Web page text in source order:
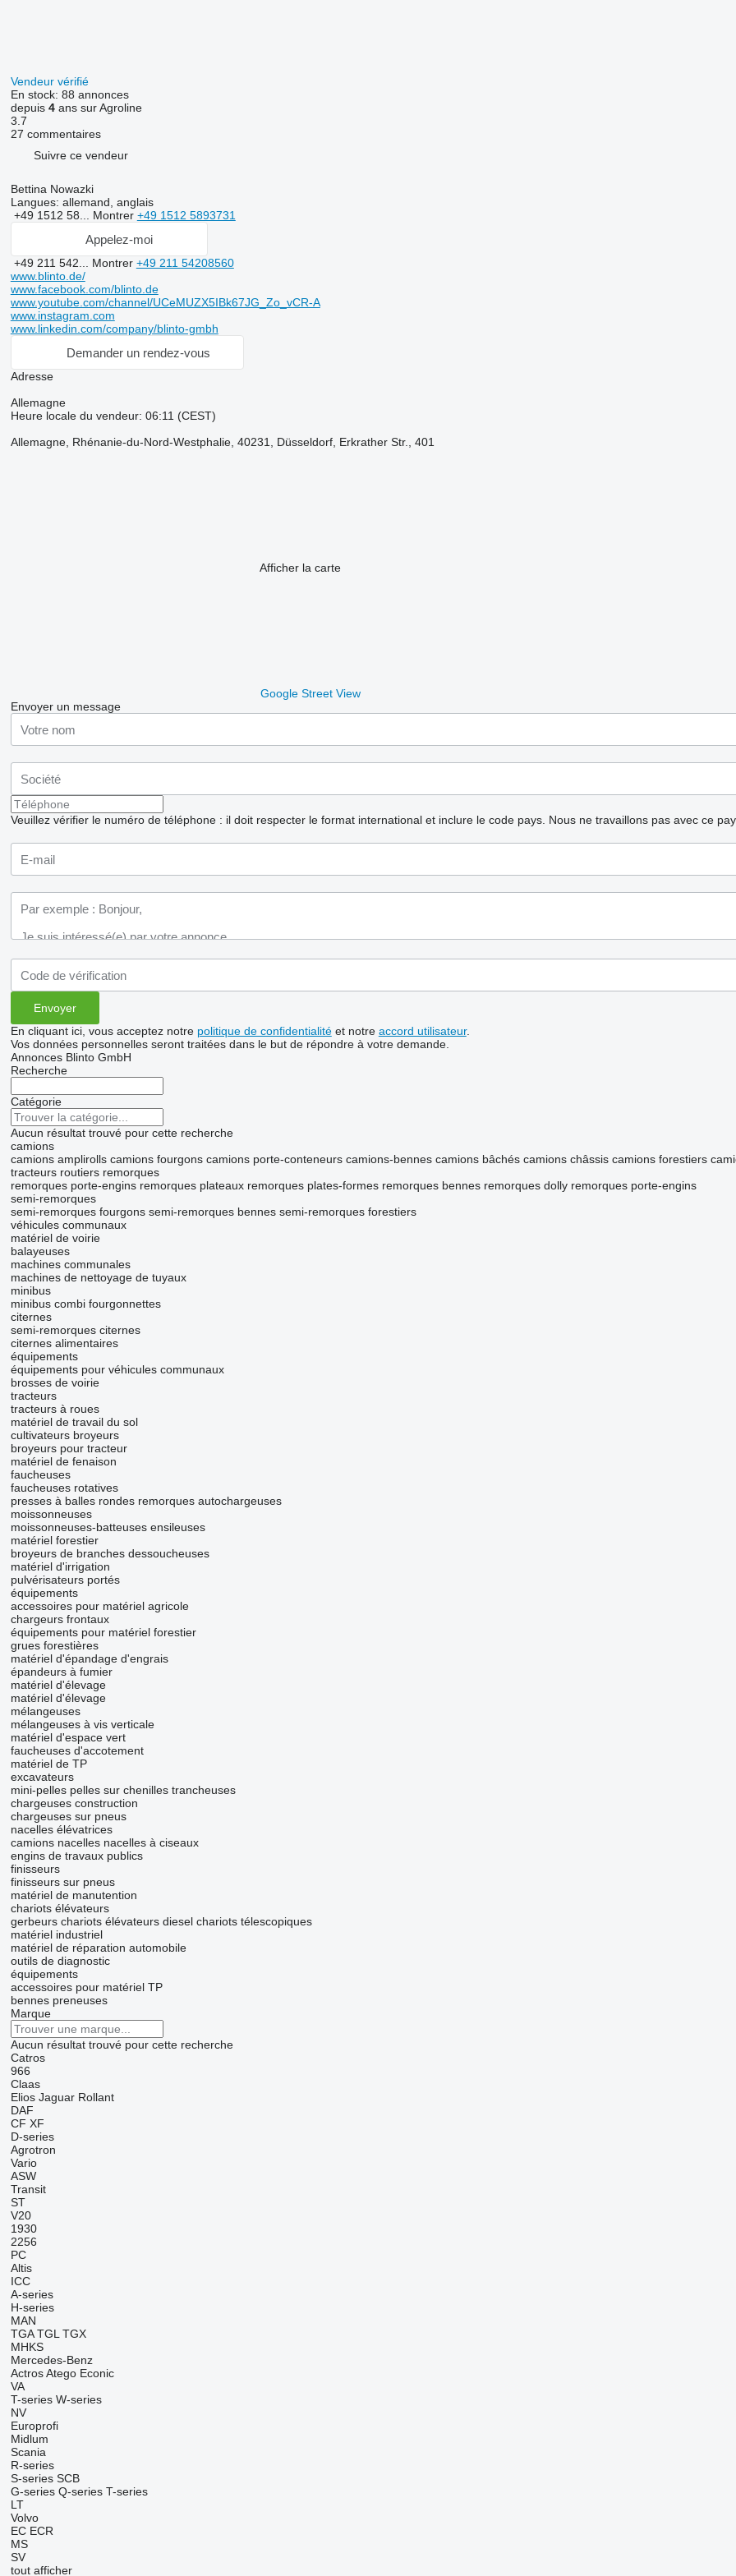
Vendeur vérifié
En stock: 88 annonces
depuis 4ans sur Agroline
3.7
27 commentaires
Suivre ce vendeur
Bettina Nowazki
Langues: allemand, anglais
+49 1512 58... Montrer +49 1512 5893731
Appelez-moi
+49 211 542... Montrer +49 211 54208560
www.blinto.de/
www.facebook.com/blinto.de
www.youtube.com/channel/UCeMUZX5IBk67JG_Zo_vCR-A
www.instagram.com
www.linkedin.com/company/blinto-gmbh
Demander un rendez-vous
Adresse
Allemagne
Heure locale du vendeur: 06:11 (CEST)
Allemagne, Rhénanie-du-Nord-Westphalie, 40231, Düsseldorf, Erkrather Str., 401
Afficher la carte
Google Street View
Envoyer un message
Veuillez vérifier le numéro de téléphone : il doit respecter le format international et inclure le code pays. Nous ne travaillons pas avec ce
En cliquant ici, vous acceptez notre politique de confidentialitéet notre accord utilisateur.
Vos données personnelles seront traitées dans le but de répondre à votre demande.
Annonces Blinto GmbH
Recherche
Catégorie
Aucun résultat trouvé pour cette recherche
camions
camions amplirolls camions fourgons camions porte-conteneurs camions-bennes camions bâchés camions châssis camions forestiers
tracteurs routiers remorques
remorques porte-engins remorques plateaux remorques plates-formes remorques bennes remorques dolly remorques porte-engins
semi-remorques
semi-remorques fourgons semi-remorques bennes semi-remorques forestiers
véhicules communaux
matériel de voirie
balayeuses
machines communales
machines de nettoyage de tuyaux
minibus
minibus combi fourgonnettes
citernes
semi-remorques citernes
citernes alimentaires
équipements
équipements pour véhicules communaux
brosses de voirie
tracteurs
tracteurs à roues
matériel de travail du sol
cultivateurs broyeurs
broyeurs pour tracteur
matériel de fenaison
faucheuses
faucheuses rotatives
presses à balles rondes remorques autochargeuses
moissonneuses
moissonneuses-batteuses ensileuses
matériel forestier
broyeurs de branches dessoucheuses
matériel d'irrigation
pulvérisateurs portés
équipements
accessoires pour matériel agricole
chargeurs frontaux
équipements pour matériel forestier
grues forestières
matériel d'épandage d'engrais
épandeurs à fumier
matériel d'élevage
matériel d'élevage
mélangeuses
mélangeuses à vis verticale
matériel d'espace vert
faucheuses d'accotement
matériel de TP
excavateurs
mini-pelles pelles sur chenilles trancheuses
chargeuses construction
chargeuses sur pneus
nacelles élévatrices
camions nacelles nacelles à ciseaux
engins de travaux publics
finisseurs
finisseurs sur pneus
matériel de manutention
chariots élévateurs
gerbeurs chariots élévateurs diesel chariots télescopiques
matériel industriel
matériel de réparation automobile
outils de diagnostic
équipements
accessoires pour matériel TP
bennes preneuses
Marque
Aucun résultat trouvé pour cette recherche
Catros
966
Claas
Elios Jaguar Rollant
DAF
CF XF
D-series
Agrotron
Vario
ASW
Transit
ST
V20
1930
2256
PC
Altis
ICC
A-series
H-series
MAN
TGA TGL TGX
MHKS
Mercedes-Benz
Actros Atego Econic
VA
T-series W-series
NV
Europrofi
Midlum
Scania
R-series
S-series SCB
G-series Q-series T-series
LT
Volvo
EC ECR
MS
SV
tout afficher